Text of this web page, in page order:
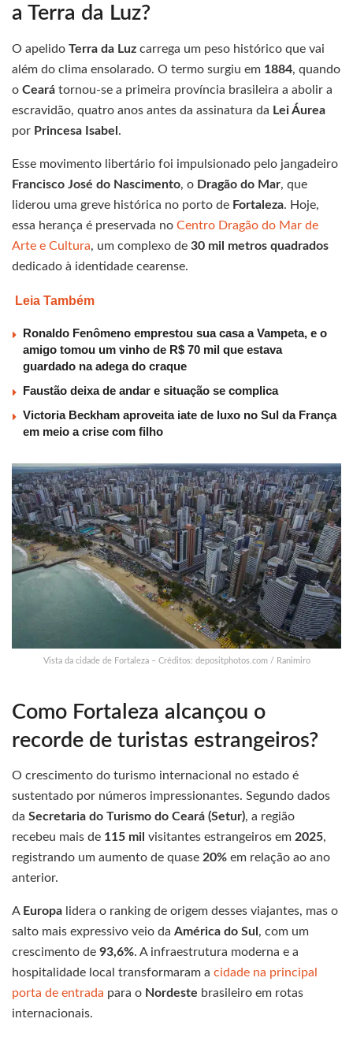
a Terra da Luz?
O apelido Terra da Luz carrega um peso histórico que vai
além do clima ensolarado. O termo surgiu em 1884, quando
o Ceará tornou-se a primeira província brasileira a abolir a
escravidão, quatro anos antes da assinatura da Lei Áurea
por Princesa Isabel .
Esse movimento libertário foi impulsionado pelo jangadeiro
Francisco José do Nascimento, o Dragão do Mar, que
liderou uma greve histórica no porto de Fortaleza. Hoje,
essa herança é preservada no Centro Dragão do Mar de
Arte e Cultura, um complexo de 30 mil metros quadrados
dedicado à identidade cearense.
Leia Também
Ronaldo Fenômeno emprestou sua casa a Vampeta, e o
amigo tomou um vinho de R$ 70 mil que estava
guardado na adega do craque
Faustão deixa de andar e situação se complica
Victoria Beckham aproveita iate de luxo no Sul da França
em meio a crise com filho
Vista da cidade de Fortaleza – Créditos: depositphotos.com / Ranimiro
Como Fortaleza alcançou o
recorde de turistas estrangeiros?
O crescimento do turismo internacional no estado é
sustentado por números impressionantes. Segundo dados
da Secretaria do Turismo do Ceará (Setur), a região
recebeu mais de 115 mil visitantes estrangeiros em 2025,
registrando um aumento de quase 20% em relação ao ano
anterior.
A Europa lidera o ranking de origem desses viajantes, mas o
salto mais expressivo veio da América do Sul , com um
crescimento de 93,6%. A infraestrutura moderna e a
hospitalidade local transformaram a cidade na principal
porta de entrada para o Nordeste brasileiro em rotas
internacionais.